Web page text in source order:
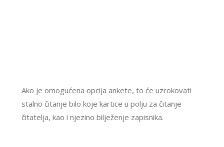
Ako je omogućena opcija ankete, to će uzrokovati
stalno čitanje bilo koje kartice u polju za čitanje
čitatelja, kao i njezino bilježenje zapisnika.